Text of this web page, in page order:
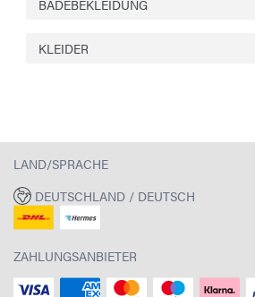
BADEBEKLEIDUNG
KLEIDER
LAND/SPRACHE
DEUTSCHLAND / DEUTSCH
ZAHLUNGSANBIETER